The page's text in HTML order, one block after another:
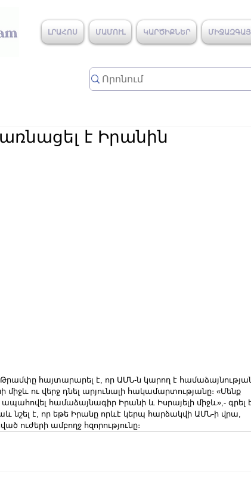
ԼՐԱՀՈՍ ՄԱՄՈՒԼ ԿԱՐԾԻՔՆԵՐ
է Իրանին
հայտարարել է, որ ԱՄՆ-ն կարող է
միջև ու վերջ դնել արյունալի հակամարտությանը։ «Մենք
ապահովել համաձայնագիր Իրանի և Իսրայելի միջև»,- գրել
նշել է, որ եթե Իրանը որևէ կերպ հարձակվի ԱՄՆ-ի վրա,
ուժերի ամբողջ հզորությունը։